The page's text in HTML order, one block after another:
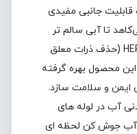
جانبی مفیدی
تا آبی سالم تر
بنوشید. همچنین از فیلترهای HEPA (حذف ذرات معلق
این محصول بهره گرفته
ایمن و سلامت سازد.
آب در لوله های
آب جوش کن لحظه ای